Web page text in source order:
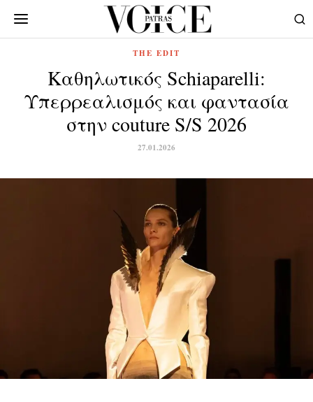
THE EDIT
Καθηλωτικός Schiaparelli:
Υπερρεαλισμός και φαντασία
στην couture S/S 2026
27.01.2026